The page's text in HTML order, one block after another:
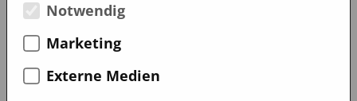
Notwendig
Marketing
Externe Medien